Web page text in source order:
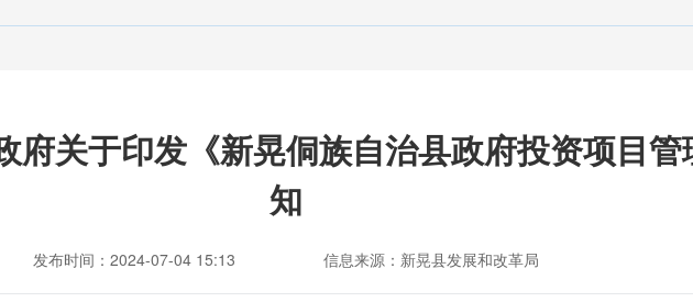
府关于印发《新晃侗族自治县政府投资项目
知
发布时间：2024-07-04 15:13 信息来源：新晃县发展和改革局